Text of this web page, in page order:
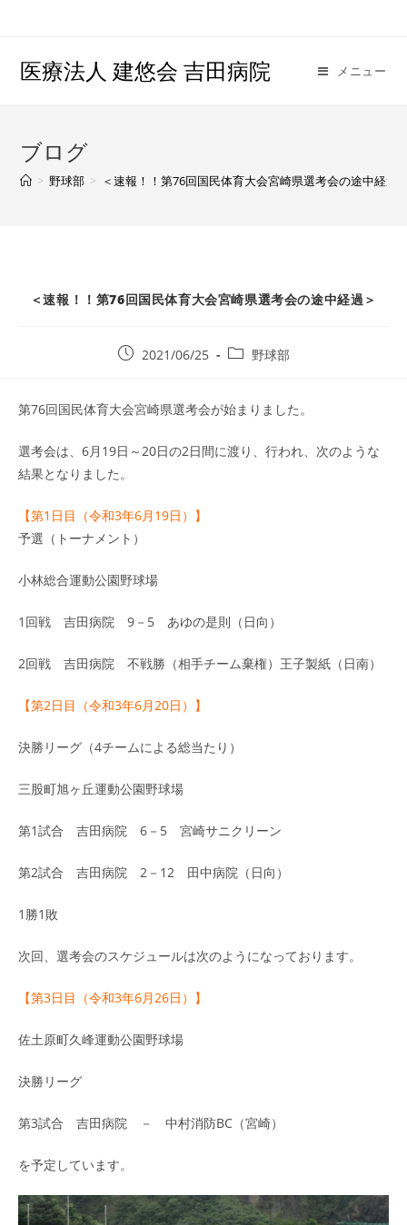
医療法人 建悠会 吉田病院 メニュー
ブログ
> 野球部 > ＜速報！！第76回国民体育大会宮崎県選考会の途中経過
＜速報！！第76回国民体育大会宮崎県選考会の途中経過＞
2021/06/25 野球部
第76回国民体育大会宮崎県選考会が始まりました。
選考会は、6月19日～20日の2日間に渡り、行われ、次のような
結果となりました。
【第1日目（令和3年6月19日）】
予選（トーナメント）
小林総合運動公園野球場
1回戦 吉田病院 9－5 あゆの是則（日向）
2回戦 吉田病院 不戦勝（相手チーム棄権）王子製紙（日南）
【第2日目（令和3年6月20日）】
決勝リーグ（4チームによる総当たり）
三股町旭ヶ丘運動公園野球場
第1試合 吉田病院 6－5 宮崎サニクリーン
第2試合 吉田病院 2－12 田中病院（日向）
1勝1敗
次回、選考会のスケジュールは次のようになっております。
【第3日目（令和3年6月26日）】
佐土原町久峰運動公園野球場
決勝リーグ
第3試合 吉田病院 － 中村消防BC（宮崎）
を予定しています。